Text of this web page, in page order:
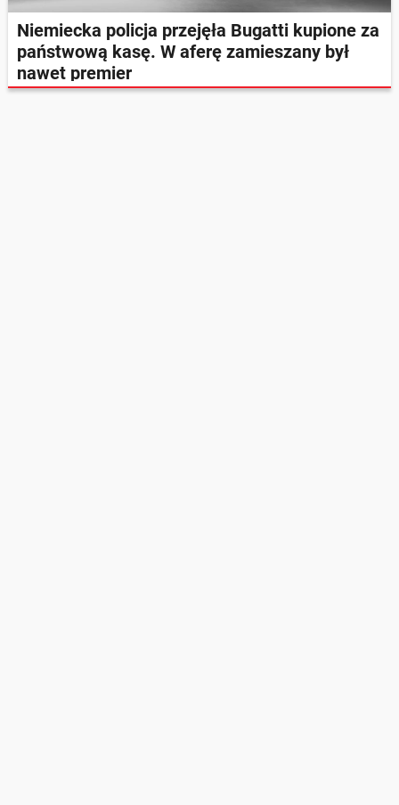
Niemiecka policja przejęła Bugatti kupione za
państwową kasę. W aferę zamieszany był
nawet premier